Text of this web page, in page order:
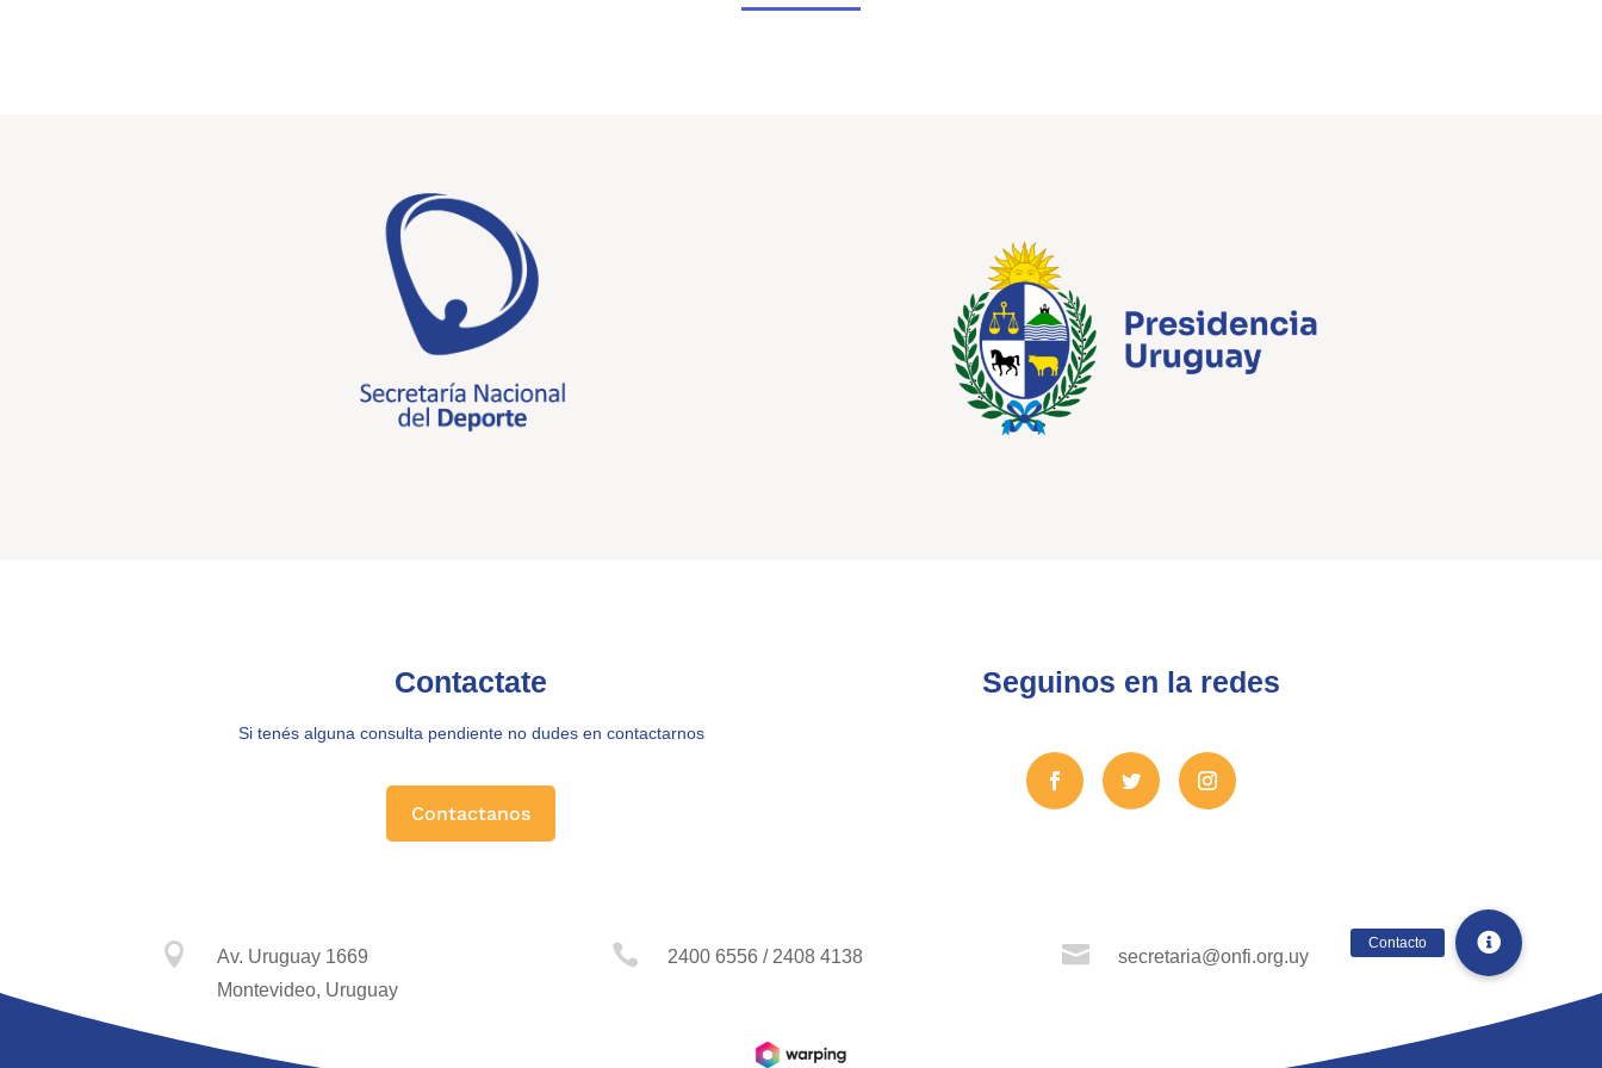
Contactate
Si tenés alguna consulta pendiente no dudes en contactarnos
Contactanos
Seguinos en la redes

Av. Uruguay 1669
Montevideo, Uruguay
 2400 6556 / 2408 4138  secretaria@onfi.org.uy